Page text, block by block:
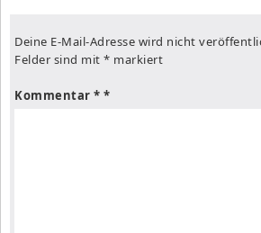
Deine E-Mail-Adresse wird nicht
Felder sind mit * markiert
Kommentar *